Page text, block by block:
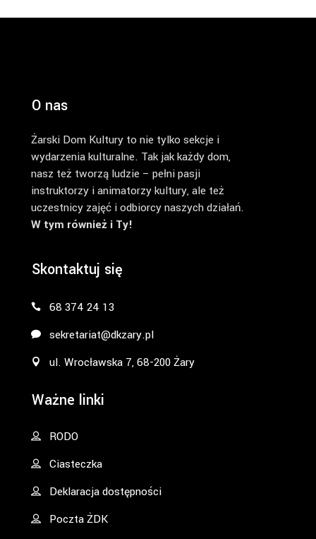
O nas
Żarski Dom Kultury to nie tylko sekcje i
wydarzenia kulturalne. Tak jak każdy dom,
nasz też tworzą ludzie – pełni pasji
instruktorzy i animatorzy kultury, ale też
uczestnicy zajęć i odbiorcy naszych działań.
W tym również i Ty!
Skontaktuj się
68 374 24 13
sekretariat@dkzary.pl
ul. Wrocławska 7, 68-200 Żary
Ważne linki
RODO
Ciasteczka
Deklaracja dostępności
Poczta ŻDK